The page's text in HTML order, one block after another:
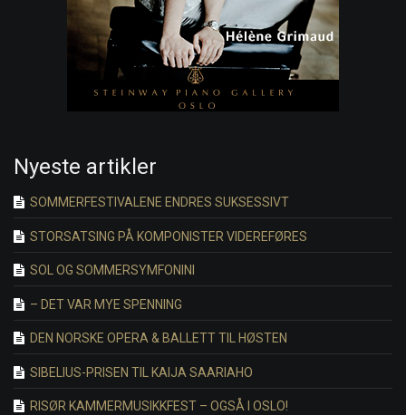
Nyeste artikler
SOMMERFESTIVALENE ENDRES SUKSESSIVT
STORSATSING PÅ KOMPONISTER VIDEREFØRES
SOL OG SOMMERSYMFONINI
– DET VAR MYE SPENNING
DEN NORSKE OPERA & BALLETT TIL HØSTEN
SIBELIUS-PRISEN TIL KAIJA SAARIAHO
RISØR KAMMERMUSIKKFEST – OGSÅ I OSLO!